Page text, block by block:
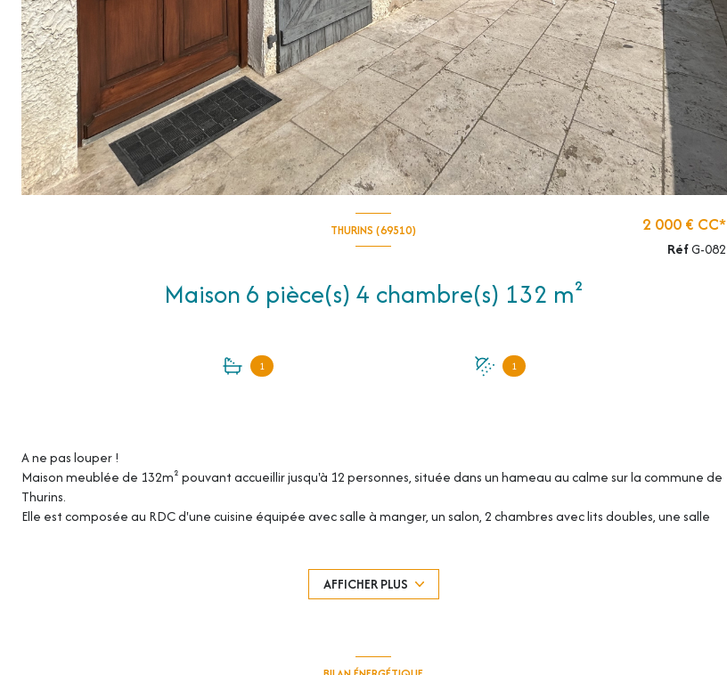
THURINS (69510)
Maison 6 pièce(s) 4 chambre(s) 132 m²
1 1
2 000 € CC*
RéfG-082
A ne pas louper !
Maison meublée de 132m² pouvant accueillir jusqu'à 12 personnes, située dans un hameau au calme sur la commune de
Thurins.
Elle est composée au RDC d'une cuisine équipée avec salle à manger, un salon, 2 chambres avec lits doubles, une salle
Le bien est accompagné d'une terrasse ainsi qu'un jardin arboré. Parking extérieur.
AFFICHER PLUS